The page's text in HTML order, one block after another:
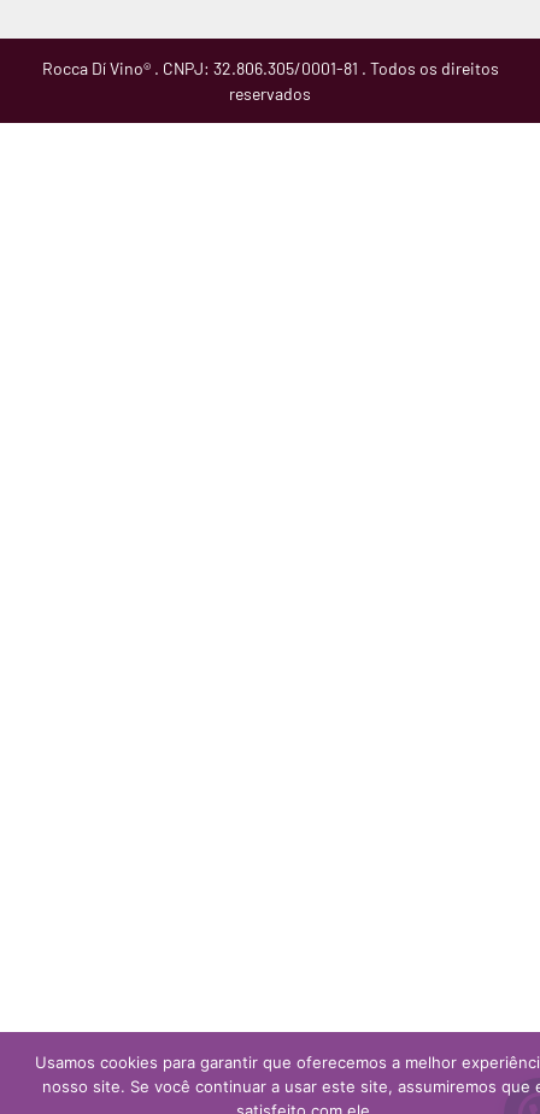
Rocca Dí Vino® . CNPJ: 32.806.305/0001-81 . Todos os direitos
reservados
Usamos cookies para garantir que oferecemos a melhor
nosso site. Se você continuar a usar este site, assumiremos que